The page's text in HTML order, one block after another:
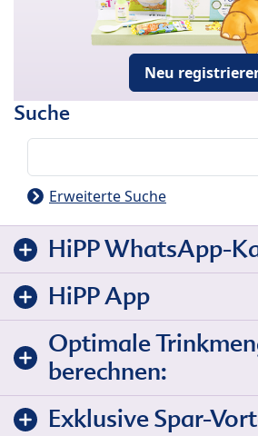
Neu
Suche
Erweiterte Suche
HiPP WhatsApp-
HiPP App
Optimale
berechnen:
Exklusive Spar-